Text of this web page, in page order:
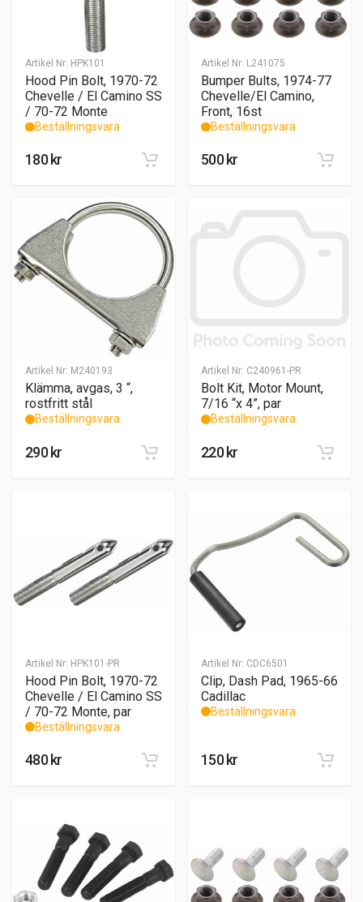
Artikel Nr: HPK101
Hood Pin Bolt, 1970-72
Chevelle / El Camino SS
/ 70-72 Monte
Beställningsvara
180 kr
Artikel Nr: L241075
Bumper Bults, 1974-77
Chevelle/El Camino,
Front, 16st
Beställningsvara
500 kr
Artikel Nr: M240193
Klämma, avgas, 3 “,
rostfritt stål
Beställningsvara
290kr
Artikel Nr: C240961-PR
Bolt Kit, Motor Mount,
7/16 “x 4”, par
Beställningsvara
220kr
Artikel Nr: HPK101-PR
Hood Pin Bolt, 1970-72
Chevelle / El Camino SS
/ 70-72 Monte, par
Beställningsvara
480kr
Artikel Nr: CDC6501
Clip, Dash Pad, 1965-66
Cadillac
Beställningsvara
150kr